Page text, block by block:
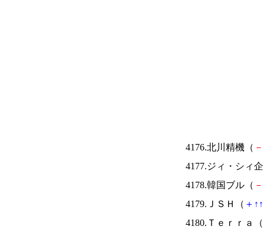
4176.北川精機（ －
4177.ジィ・シィ
4178.韓国ブル（ －
4179.ＪＳＨ（ ＋ ↑ ↑
4180.Ｔｅｒｒａ（